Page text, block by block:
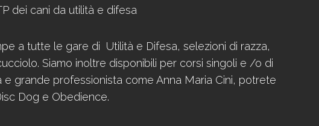
dei cani da utilità e difesa
a tutte le gare di Utilità e Difesa, selezioni di razza,
Siamo inoltre disponibili per corsi singoli e /o di
grande professionista come Anna Maria Cini, potrete
Dog e Obedience.